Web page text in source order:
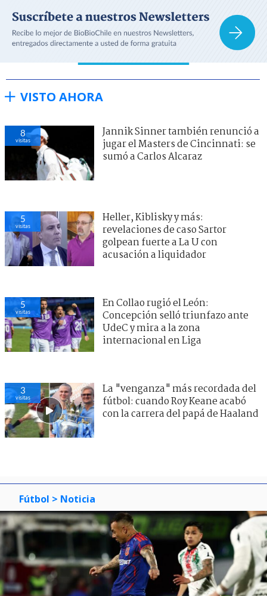
VISTO AHORA
8
visitas
Jannik Sinner también renunció a
jugar el Masters de Cincinnati: se
sumó a Carlos Alcaraz
5
visitas
Heller, Kiblisky y más:
revelaciones de caso Sartor
golpean fuerte a La U con
acusación a liquidador
5
visitas
En Collao rugió el León:
Concepción selló triunfazo ante
UdeC y mira a la zona
internacional en Liga
3
visitas
La "venganza" más recordada del
fútbol: cuando Roy Keane acabó
con la carrera del papá de Haaland
Fútbol > Noticia